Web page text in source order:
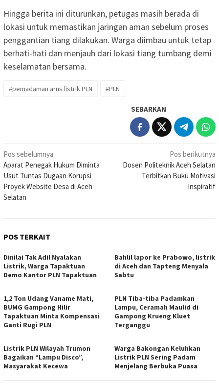
Hingga berita ini diturunkan, petugas masih berada di
lokasi untuk memastikan jaringan aman sebelum proses
penggantian tiang dilakukan. Warga diimbau untuk tetap
berhati-hati dan menjauh dari lokasi tiang tumbang demi
keselamatan bersama.
#pemadaman arus listrik PLN #PLN
SEBARKAN
Navigasi
pos
Pos sebelumnya
Aparat Penegak Hukum Diminta
Usut Tuntas Dugaan Korupsi
Proyek Website Desa di Aceh
Selatan
Pos berikutnya
Dosen Politeknik Aceh Selatan
Terbitkan Buku Motivasi
Inspiratif
POS TERKAIT
Dinilai Tak Adil Nyalakan
Listrik, Warga Tapaktuan
Demo Kantor PLN Tapaktuan
Bahlil lapor ke Prabowo, listrik
di Aceh dan Tapteng Menyala
Sabtu
1,2 Ton Udang Vaname Mati,
BUMG Gampong Hilir
Tapaktuan Minta Kompensasi
Ganti Rugi PLN
PLN Tiba-tiba Padamkan
Lampu, Ceramah Maulid di
Gampong Krueng Kluet
Terganggu
Listrik PLN Wilayah Trumon
Bagaikan “Lampu Disco”,
Masyarakat Kecewa
Warga Bakongan Keluhkan
Listrik PLN Sering Padam
Menjelang Berbuka Puasa